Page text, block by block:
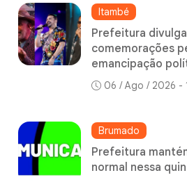
Itambé
Prefeitura
comemorações
emancipação
06 / Ago / 2026 -
Brumado
Prefeitura
normal nessa